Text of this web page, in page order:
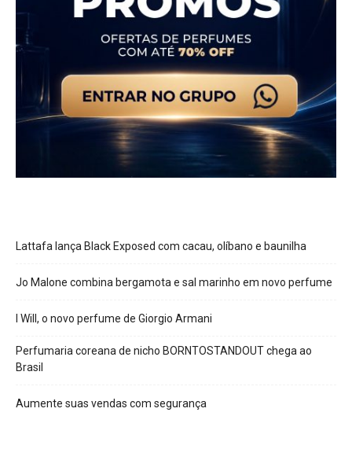
Lattafa lança Black Exposed com cacau, olíbano e baunilha
Jo Malone combina bergamota e sal marinho em novo perfume
I Will, o novo perfume de Giorgio Armani
Perfumaria coreana de nicho BORNTOSTANDOUT chega ao
Brasil
Aumente suas vendas com segurança